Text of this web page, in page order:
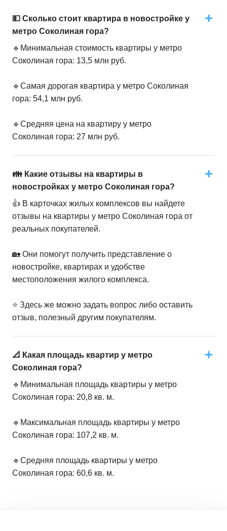
💵 Сколько стоит квартира в новостройке у
метро Соколиная гора?
🔹Минимальная стоимость квартиры у метро
Соколиная гора: 13,5 млн руб.
🔹Самая дорогая квартира у метро Соколиная
гора: 54,1 млн руб.
🔹Средняя цена на квартиру у метро
Соколиная гора: 27 млн руб.
👪 Какие отзывы на квартиры в
новостройках у метро Соколиная гора?
👍 В карточках жилых комплексов вы найдете
отзывы на квартиры у метро Соколиная гора от
реальных покупателей.
🏡 Они помогут получить представление о
новостройке, квартирах и удобстве
местоположения жилого комплекса.
⭐️ Здесь же можно задать вопрос либо оставить
отзыв, полезный другим покупателям.
📐 Какая площадь квартир у метро
Соколиная гора?
🔹Минимальная площадь квартиры у метро
Соколиная гора: 20,8 кв. м.
🔹Максимальная площадь квартиры у метро
Соколиная гора: 107,2 кв. м.
🔹Средняя площадь квартиры у метро
Соколиная гора: 60,6 кв. м.